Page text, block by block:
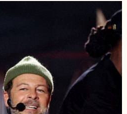
voyage", en concert au
Théâtre de verdure lors
du 40ème Festival de
Ramatuelle. Le 1er
août 2024 © Cyril
Bruneau / Festival de
Ramatuelle /
Bestimage